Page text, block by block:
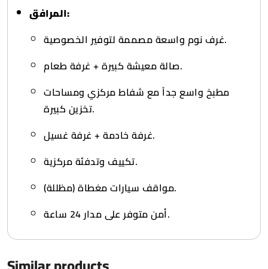
المرافق:
غرف نوم واسعة مصممة لتوفير الخصوصية.
صالة معيشة كبيرة + غرفة طعام.
مطبخ واسع جداً مع شفاط مركزي ومساحات
تخزين كبيرة.
غرفة خادمة + غرفة غسيل.
تكييف وتدفئة مركزية.
مواقف سيارات مغطاة (مظللة).
أمن متوفر على مدار 24 ساعة.